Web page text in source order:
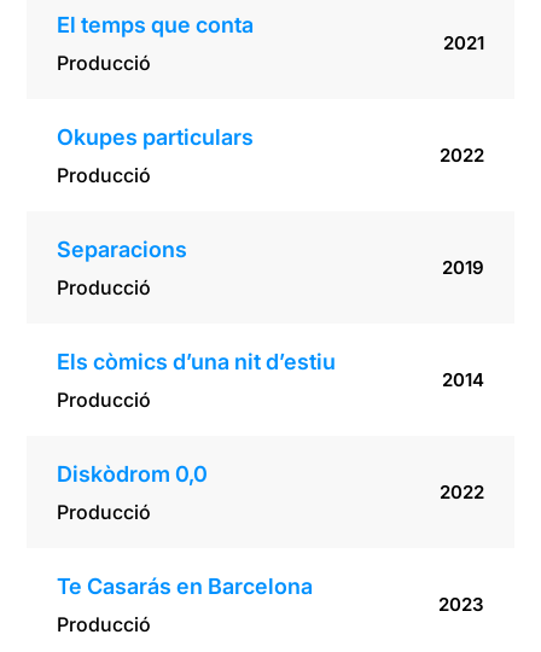
El temps que conta
Producció
2021
Okupes particulars
Producció
2022
Separacions
Producció
2019
Els còmics d’una nit d’estiu
Producció
2014
Diskòdrom 0,0
Producció
2022
Te Casarás en Barcelona
Producció
2023